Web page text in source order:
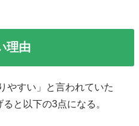
理由
やすい」と言われていた
と以下の3点になる。